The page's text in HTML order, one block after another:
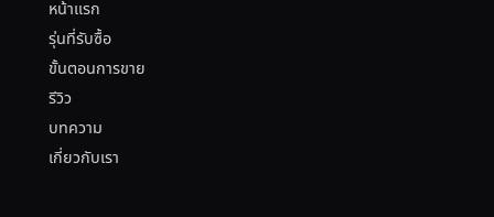
หน้าแรก
รุ่นที่รับซื้อ
ขั้นตอนการขาย
รีวิว
บทความ
เกี่ยวกับเรา